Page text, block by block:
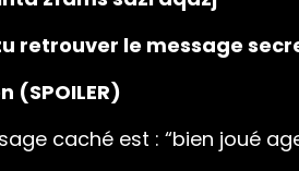
retrouver le message
(SPOILER)
caché est : “bien joué